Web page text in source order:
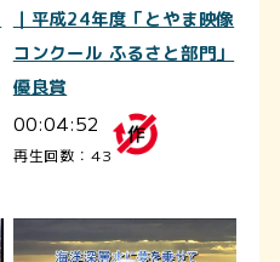
｜平成24年度「とやま映像
コンクール ふるさと部門」
優良賞
00:04:52
再生回数：43